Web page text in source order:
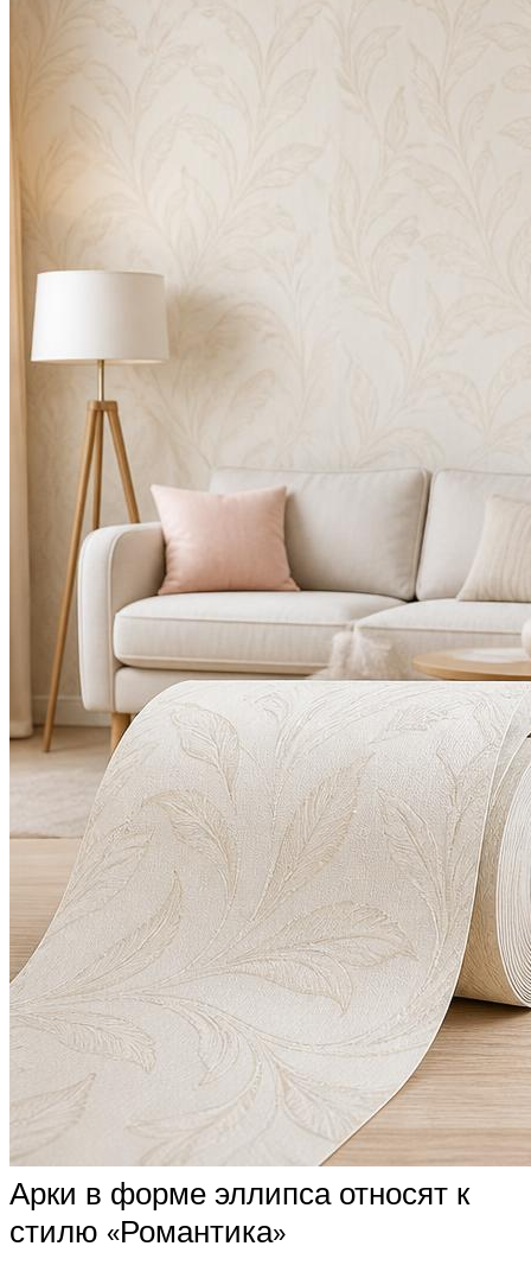
Арки в форме эллипса относят к
стилю «Романтика»